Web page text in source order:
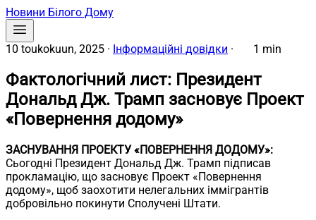
Новини Білого Дому
10 toukokuun, 2025 · Інформаційні довідки · 1 min
Фактологічний лист: Президент
Дональд Дж. Трамп засновує Проект
«Повернення додому»
ЗАСНУВАННЯ ПРОЕКТУ «ПОВЕРНЕННЯ ДОДОМУ»:
Сьогодні Президент Дональд Дж. Трамп підписав
прокламацію, що засновує Проект «Повернення
додому», щоб заохотити нелегальних іммігрантів
добровільно покинути Сполучені Штати.